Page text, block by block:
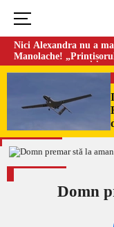
Nici Alexandra nu a
Manolache!
doi ani de căsnicie
Domn